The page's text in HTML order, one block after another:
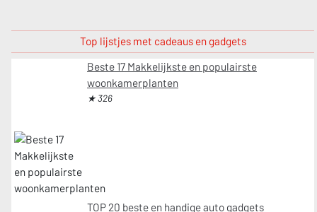
Top lijstjes met cadeaus en gadgets
Beste 17 Makkelijkste en populairste
woonkamerplanten
★ 326
TOP 20 beste en handige auto gadgets